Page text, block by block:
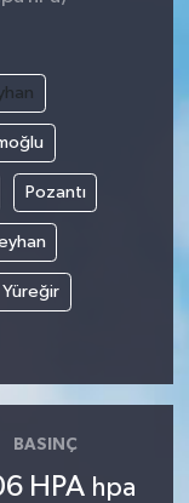
Pozantı
Yüreğir
BASINÇ
HPA hpa